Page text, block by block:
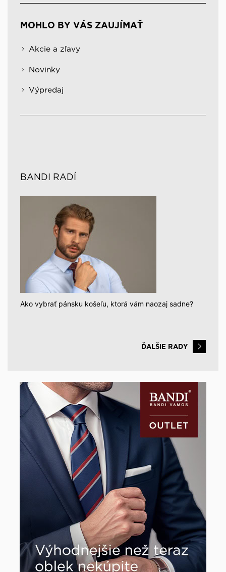
MOHLO BY VÁS ZAUJÍMAŤ
Akcie a zľavy
Novinky
Výpredaj
BANDI RADÍ
Ako vybrať pánsku košeľu, ktorá vám naozaj sadne?
ĎALŠIE RADY